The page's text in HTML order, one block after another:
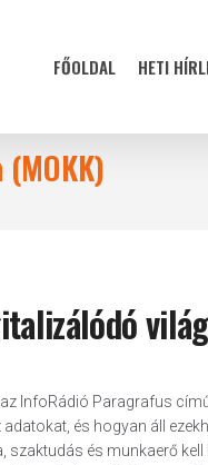
FŐOLDAL HETI
InfoRádió Paragrafus
és hogyan áll
szaktudás és munkaerő